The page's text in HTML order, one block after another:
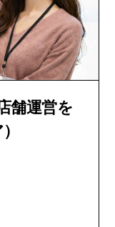
舗運営を